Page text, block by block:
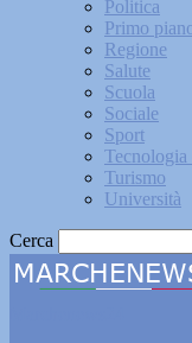
Politica
Primo
Regione
Salute
Scuola
Sociale
Sport
Tecnologia
Turismo
Università
Cerca